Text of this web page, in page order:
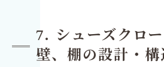
7. シューズクロ
壁、棚の設計・構